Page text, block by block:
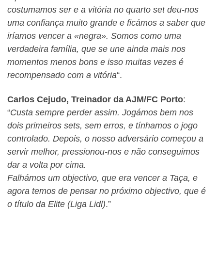
costumamos ser e a vitória no quarto set deu-nos
uma confiança muito grande e ficámos a saber que
iríamos vencer a «negra». Somos como uma
verdadeira família, que se une ainda mais nos
momentos menos bons e isso muitas vezes é
recompensado com a vitória“.
Carlos Cejudo, Treinador da AJM/FC Porto:
“Custa sempre perder assim. Jogámos bem nos
dois primeiros sets, sem erros, e tínhamos o jogo
controlado. Depois, o nosso adversário começou a
servir melhor, pressionou-nos e não conseguimos
dar a volta por cima.
Falhámos um objectivo, que era vencer a Taça, e
agora temos de pensar no próximo objectivo, que é
o título da Elite (Liga Lidl).”